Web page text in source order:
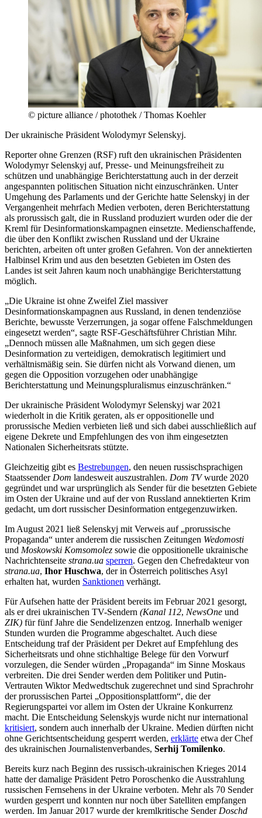
© picture alliance / photothek / Thomas Koehler
Der ukrainische Präsident Wolodymyr Selenskyj.
Reporter ohne Grenzen (RSF) ruft den ukrainischen Präsidenten
Wolodymyr Selenskyj auf, Presse- und Meinungsfreiheit zu
schützen und unabhängige Berichterstattung auch in der derzeit
angespannten politischen Situation nicht einzuschränken. Unter
Umgehung des Parlaments und der Gerichte hatte Selenskyj in der
Vergangenheit mehrfach Medien verboten, deren Berichterstattung
als prorussisch galt, die in Russland produziert wurden oder die der
Kreml für Desinformationskampagnen einsetzte. Medienschaffende,
die über den Konflikt zwischen Russland und der Ukraine
berichten, arbeiten oft unter großen Gefahren. Von der annektierten
Halbinsel Krim und aus den besetzten Gebieten im Osten des
Landes ist seit Jahren kaum noch unabhängige Berichterstattung
möglich.
„Die Ukraine ist ohne Zweifel Ziel massiver
Desinformationskampagnen aus Russland, in denen tendenziöse
Berichte, bewusste Verzerrungen, ja sogar offene Falschmeldungen
eingesetzt werden“, sagte RSF-Geschäftsführer Christian Mihr.
„Dennoch müssen alle Maßnahmen, um sich gegen diese
Desinformation zu verteidigen, demokratisch legitimiert und
verhältnismäßig sein. Sie dürfen nicht als Vorwand dienen, um
gegen die Opposition vorzugehen oder unabhängige
Berichterstattung und Meinungspluralismus einzuschränken.“
Der ukrainische Präsident Wolodymyr Selenskyj war 2021
wiederholt in die Kritik geraten, als er oppositionelle und
prorussische Medien verbieten ließ und sich dabei ausschließlich auf
eigene Dekrete und Empfehlungen des von ihm eingesetzten
Nationalen Sicherheitsrats stützte.
Gleichzeitig gibt es Bestrebungen, den neuen russischsprachigen
Staatssender Dom landesweit auszustrahlen. Dom TVwurde 2020
gegründet und war ursprünglich als Sender für die besetzten Gebiete
im Osten der Ukraine und auf der von Russland annektierten Krim
gedacht, um dort russischer Desinformation entgegenzuwirken.
Im August 2021 ließ Selenskyj mit Verweis auf „prorussische
Propaganda“ unter anderem die russischen Zeitungen Wedomosti
und Moskowski Komsomolez sowie die oppositionelle ukrainische
Nachrichtenseite strana.ua sperren. Gegen den Chefredakteur von
strana.ua, Ihor Huschwa, der in Österreich politisches Asyl
erhalten hat, wurden Sanktionen verhängt.
Für Aufsehen hatte der Präsident bereits im Februar 2021 gesorgt,
als er drei ukrainischen TV-Sendern (Kanal 112, NewsOne und
ZIK) für fünf Jahre die Sendelizenzen entzog. Innerhalb weniger
Stunden wurden die Programme abgeschaltet. Auch diese
Entscheidung traf der Präsident per Dekret auf Empfehlung des
Sicherheitsrats und ohne stichhaltige Belege für den Vorwurf
vorzulegen, die Sender würden „Propaganda“ im Sinne Moskaus
verbreiten. Die drei Sender werden dem Politiker und Putin-
Vertrauten Wiktor Medwedtschuk zugerechnet und sind Sprachrohr
der prorussischen Partei „Oppositionsplattform“, die der
Regierungspartei vor allem im Osten der Ukraine Konkurrenz
macht. Die Entscheidung Selenskyjs wurde nicht nur international
kritisiert, sondern auch innerhalb der Ukraine. Medien dürften nicht
ohne Gerichtsentscheidung gesperrt werden, erklärte etwa der Chef
des ukrainischen Journalistenverbandes, Serhij Tomilenko.
Bereits kurz nach Beginn des russisch-ukrainischen Krieges 2014
hatte der damalige Präsident Petro Poroschenko die Ausstrahlung
russischen Fernsehens in der Ukraine verboten. Mehr als 70 Sender
wurden gesperrt und konnten nur noch über Satelliten empfangen
werden. Im Januar 2017 wurde der kremlkritische Sender Doschd